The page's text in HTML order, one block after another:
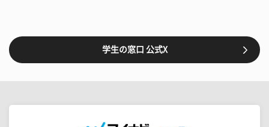
学生の窓口 公式X